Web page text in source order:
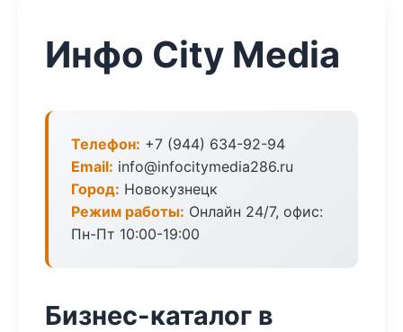
Инфо City Media
Телефон: +7 (944) 634-92-94
Email: info@infocitymedia286.ru
Город: Новокузнецк
Режим работы: Онлайн 24/7, офис:
Пн-Пт 10:00-19:00
Бизнес-каталог в